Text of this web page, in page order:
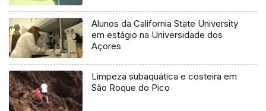
Alunos da California State University
em estágio na Universidade dos
Açores
Limpeza subaquática e costeira em
São Roque do Pico